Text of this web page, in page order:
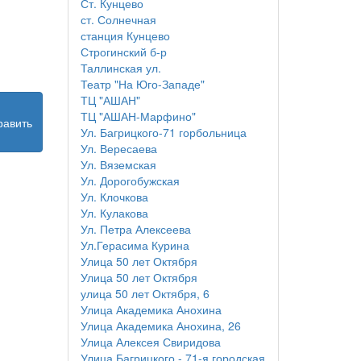
Ст. Кунцево
ст. Солнечная
станция Кунцево
Строгинский б-р
Таллинская ул.
Театр "На Юго-Западе"
ТЦ "АШАН"
ТЦ "АШАН-Марфино"
Ул. Багрицкого-71 горбольница
Ул. Вересаева
Ул. Вяземская
Ул. Дорогобужская
Ул. Клочкова
Ул. Кулакова
Ул. Петра Алексеева
Ул.Герасима Курина
Улица 50 лет Октября
Улица 50 лет Октября
улица 50 лет Октября, 6
Улица Академика Анохина
Улица Академика Анохина, 26
Улица Алексея Свиридова
Улица Багрицкого - 71-я городская